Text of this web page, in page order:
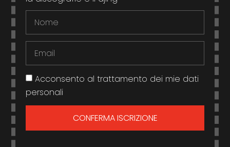
Acconsento al trattamento dei mie dati
personali
CONFERMA ISCRIZIONE